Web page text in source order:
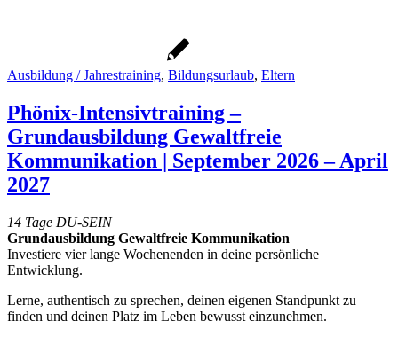
Ausbildung / Jahrestraining, Bildungsurlaub, Eltern
Phönix-Intensivtraining –
Grundausbildung Gewaltfreie
Kommunikation | September 2026 – April
2027
14 Tage DU-SEIN
Grundausbildung Gewaltfreie Kommunikation
Investiere vier lange Wochenenden in deine persönliche
Entwicklung.
Lerne, authentisch zu sprechen, deinen eigenen Standpunkt zu
finden und deinen Platz im Leben bewusst einzunehmen.